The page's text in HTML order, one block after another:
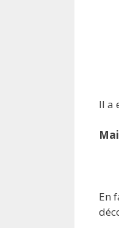
Il a
En